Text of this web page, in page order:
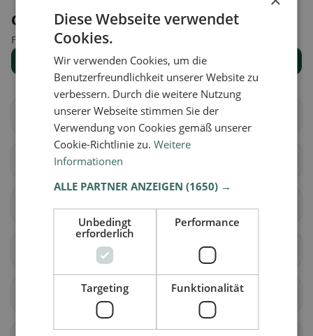
Orte in der Nähe
Finde den passenden Ort für deine Restaurantsuche.
Alle Orte anzeigen
Aarberg Bargen (BE)
Grossaffoltern
Radelfingen
Rapperswil (BE) Schüpfen
Diese Webseite verwendet
Cookies.
Wir verwenden Cookies, um die
Benutzerfreundlichkeit unserer Website zu
verbessern. Durch die weitere Nutzung
unserer Webseite stimmen Sie der
Verwendung von Cookies gemäß unserer
Cookie-Richtlinie zu.Weitere
Informationen
ALLE PARTNER ANZEIGEN(1650) →
Unbedingt
erforderlich
Performance
Targeting Funktionalität